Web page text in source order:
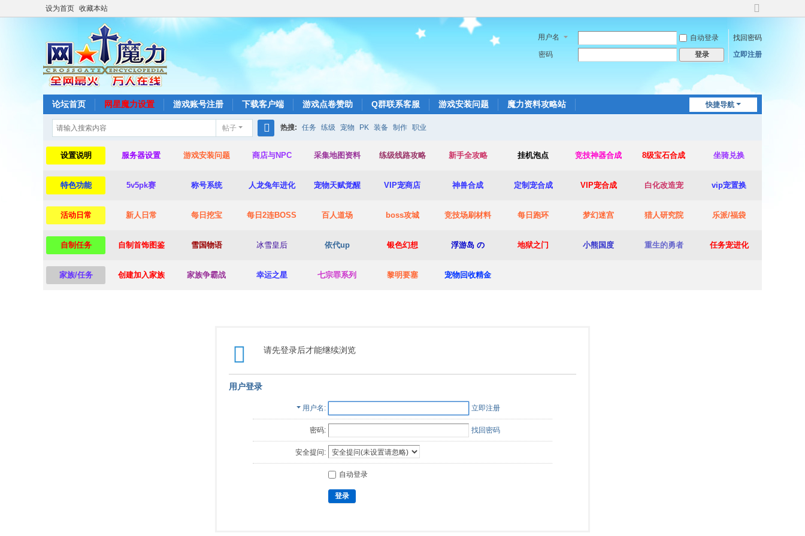
设为首页 收藏本站
切
到
宽
用户名 自动登录
找回密码
密码
登录 立即注册
快捷导航
论坛首页 网星魔力设置 游戏账号注册 下载客户端 游戏点卷赞助 Q群联系客服 游戏安装问题 魔力资料攻略站
帖子
索
热搜: 任务 练级 宠物 PK 装备 制作 职业
设置说明 服务器设置 游戏安装问题 商店与NPC 采集地图资料 练级线路攻略 新手全攻略 挂机泡点 竞技神器合成 8级宝石合成 坐骑兑换
特色功能 5v5pk赛 称号系统 人龙兔年进化 宠物天赋觉醒 VIP宠商店 神兽合成 定制宠合成 VIP宠合成 白化改造宠 vip宠置换
活动日常 新人日常 每日挖宝 每日2连BOSS 百人道场 boss攻城 竞技场刷材料 每日跑环 梦幻迷宫 猎人研究院 乐派/福袋
自制任务 自制首饰图鉴 雪国物语 冰雪皇后 依代up 银色幻想 浮游岛 の 地狱之门 小熊国度 重生的勇者 任务宠进化
家族/任务 创建加入家族 家族争霸战 幸运之星 七宗罪系列 黎明要塞 宠物回收精金
请先登录后才能继续浏览
用户登录
用户名 立即注册
密码: 找回密码
安全提问:
自动登录
登录